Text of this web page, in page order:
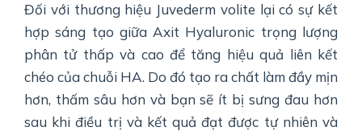
Đối với thương hiệu Juvederm volite lại có sự kết
hợp sáng tạo giữa Axit Hyaluronic trọng lượng
phân tử thấp và cao để tăng hiệu quả liên kết
chéo của chuỗi HA. Do đó tạo ra chất làm đầy mịn
hơn, thấm sâu hơn và bạn sẽ ít bị sưng đau hơn
sau khi điều trị và kết quả đạt được tự nhiên và